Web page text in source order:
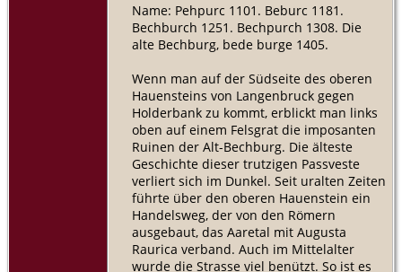
Name: Pehpurc 1101. Beburc 1181.
Bechburch 1251. Bechpurch 1308. Die
alte Bechburg, bede burge 1405.
Wenn man auf der Südseite des oberen
Hauensteins von Langenbruck gegen
Holderbank zu kommt, erblickt man links
oben auf einem Felsgrat die imposanten
Ruinen der Alt-Bechburg. Die älteste
Geschichte dieser trutzigen Passveste
verliert sich im Dunkel. Seit uralten Zeiten
führte über den oberen Hauenstein ein
Handelsweg, der von den Römern
ausgebaut, das Aaretal mit Augusta
Raurica verband. Auch im Mittelalter
wurde die Strasse viel benützt. So ist es